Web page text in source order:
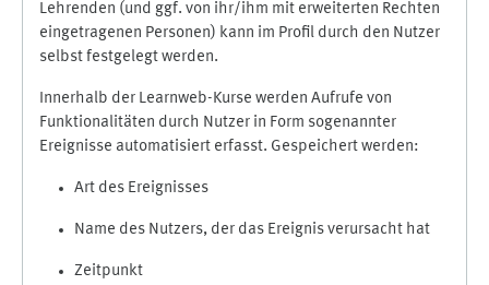
Lehrenden (und ggf. von ihr/ihm mit erweiterten Rechten
eingetragenen Personen) kann im Profil durch den Nutzer
selbst festgelegt werden.
Innerhalb der Learnweb-Kurse werden Aufrufe von
Funktionalitäten durch Nutzer in Form sogenannter
Ereignisse automatisiert erfasst. Gespeichert werden:
Art des Ereignisses
Name des Nutzers, der das Ereignis verursacht hat
Zeitpunkt